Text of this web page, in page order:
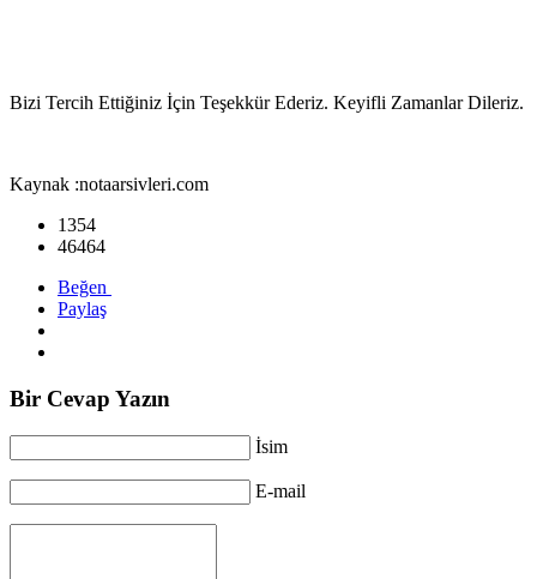
Bizi Tercih Ettiğiniz İçin Teşekkür Ederiz. Keyifli Zamanlar Dileriz.
Kaynak :notaarsivleri.com
1354
46464
Beğen
Paylaş
Bir Cevap Yazın
İsim
E-mail